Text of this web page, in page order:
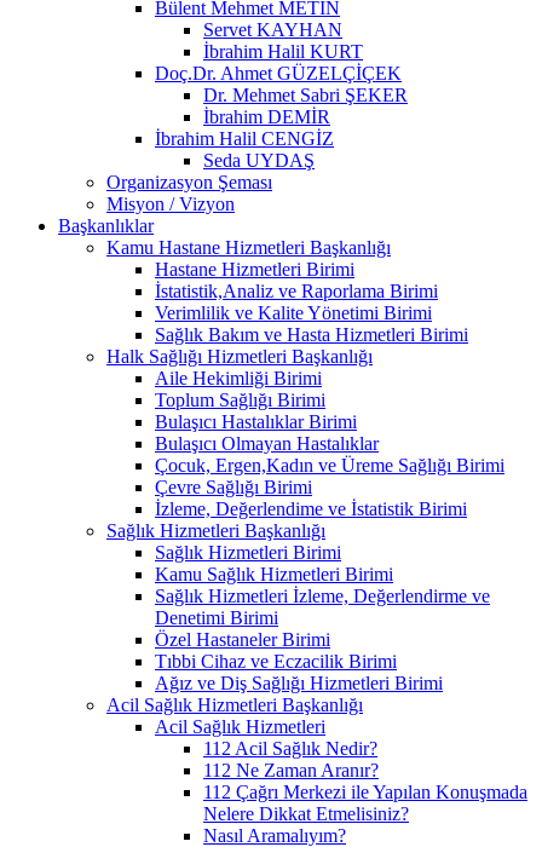
Bülent Mehmet METİN
Servet KAYHAN
İbrahim Halil KURT
Doç.Dr. Ahmet GÜZELÇİÇEK
Dr. Mehmet Sabri ŞEKER
İbrahim DEMİR
İbrahim Halil CENGİZ
Seda UYDAŞ
Organizasyon Şeması
Misyon / Vizyon
Başkanlıklar
Kamu Hastane Hizmetleri Başkanlığı
Hastane Hizmetleri Birimi
İstatistik,Analiz ve Raporlama Birimi
Verimlilik ve Kalite Yönetimi Birimi
Sağlık Bakım ve Hasta Hizmetleri Birimi
Halk Sağlığı Hizmetleri Başkanlığı
Aile Hekimliği Birimi
Toplum Sağlığı Birimi
Bulaşıcı Hastalıklar Birimi
Bulaşıcı Olmayan Hastalıklar
Çocuk, Ergen,Kadın ve Üreme Sağlığı Birimi
Çevre Sağlığı Birimi
İzleme, Değerlendime ve İstatistik Birimi
Sağlık Hizmetleri Başkanlığı
Sağlık Hizmetleri Birimi
Kamu Sağlık Hizmetleri Birimi
Sağlık Hizmetleri İzleme, Değerlendirme ve
Denetimi Birimi
Özel Hastaneler Birimi
Tıbbi Cihaz ve Eczacilik Birimi
Ağız ve Diş Sağlığı Hizmetleri Birimi
Acil Sağlık Hizmetleri Başkanlığı
Acil Sağlık Hizmetleri
112 Acil Sağlık Nedir?
112 Ne Zaman Aranır?
112 Çağrı Merkezi ile Yapılan Konuşmada
Nelere Dikkat Etmelisiniz?
Nasıl Aramalıyım?